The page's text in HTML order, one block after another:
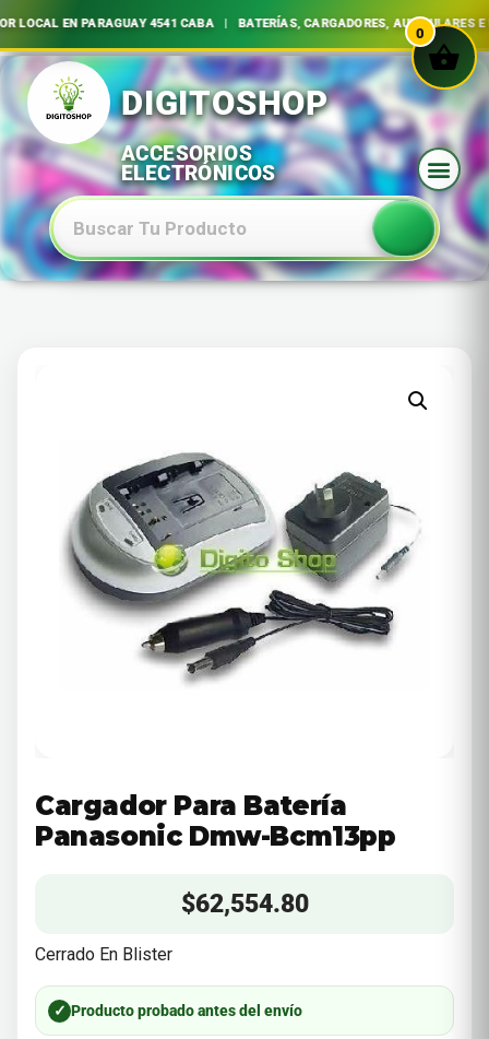
EN PARAGUAY 4541 CABA | BATERÍAS, CARGADORES, AURICULARES E
Ir
al
contenido
Cargador Para Batería
Panasonic Dmw-Bcm13pp
$62,554.80
Cerrado En Blister
✓ Producto probado antes del envío
0